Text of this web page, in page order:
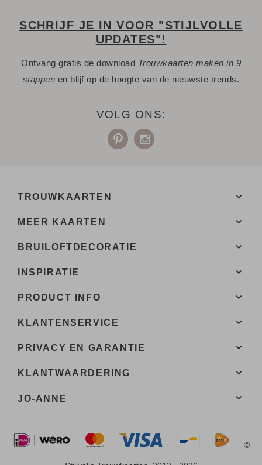
SCHRIJF JE IN VOOR "STIJLVOLLE
UPDATES"!
Ontvang gratis de download Trouwkaarten maken in 9
stappen en blijf op de hoogte van de nieuwste trends.
VOLG ONS:
TROUWKAARTEN
MEER KAARTEN
BRUILOFTDECORATIE
INSPIRATIE
PRODUCT INFO
KLANTENSERVICE
PRIVACY EN GARANTIE
KLANTWAARDERING
JO-ANNE
©